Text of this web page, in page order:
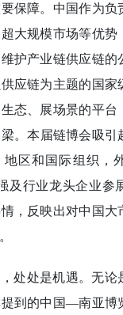
保障。中国作为负
大规模市场等优势
护产业链供应链的
应链为主题的国家
态、展场景的平台
。本届链博会吸引
地区和国际组织，
及行业龙头企业参
，反映出对中国大
处处是机遇。无论
提到的中国—南亚